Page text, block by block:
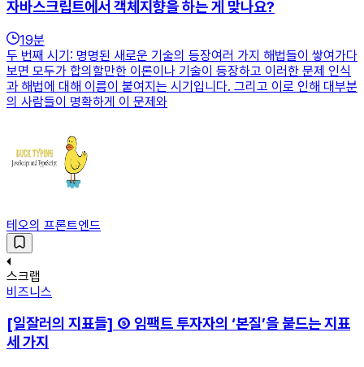
자바스크립트에서 객체지향을 하는 게 맞나요?
19분
두 번째 시기: 명명된 새로운 기술의 등장여러 가지 해법들이 쌓여가다
보면 모두가 합의할만한 이론이나 기술이 등장하고 이러한 문제 인식
과 해법에 대해 이름이 붙여지는 시기입니다. 그리고 이로 인해 대부분
의 사람들이 명확하게 이 문제와
테오의 프론트엔드
스크랩
비즈니스
[일잘러의 지표들] ⑤ 임팩트 투자자의 ‘본질’을 붙드는 지표
세 가지